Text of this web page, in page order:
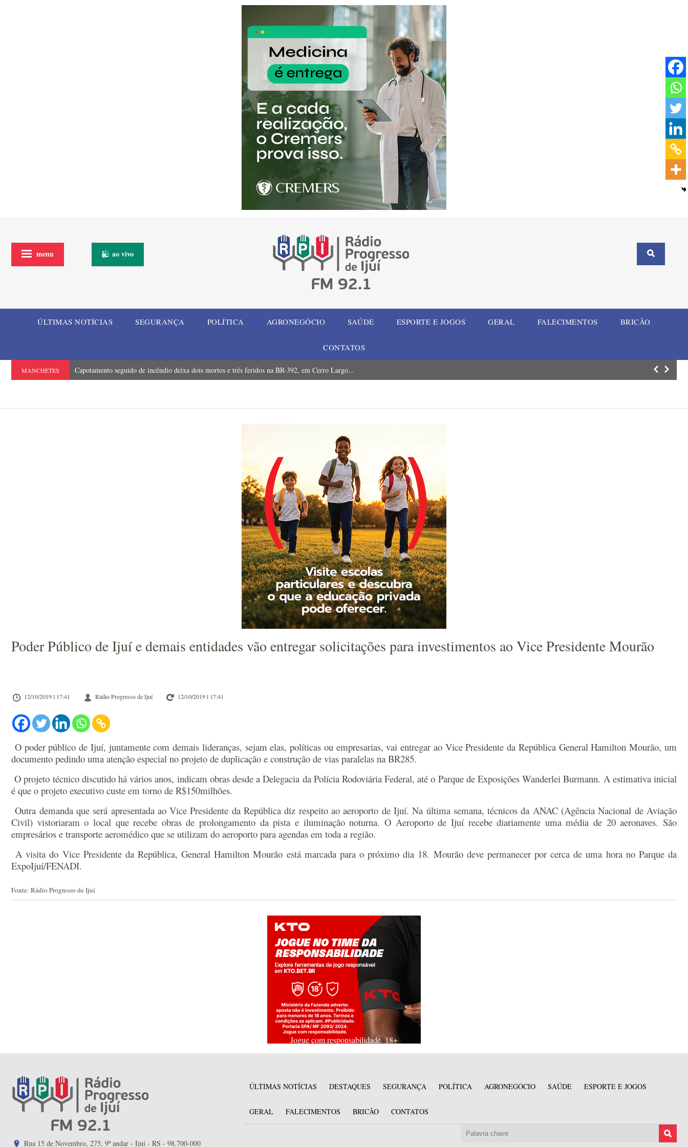
menu ao vivo
ÚLTIMAS NOTÍCIAS SEGURANÇA POLÍTICA AGRONEGÓCIO SAÚDE ESPORTE E JOGOS GERAL FALECIMENTOS BRICÃO
CONTATOS
MANCHETES Capotamento seguido de incêndio deixa dois mortos e três feridos na BR-392, em Cerro Largo... Prefeitura de
Poder Público de Ijuí e demais entidades vão entregar solicitações para investimentos ao Vice Presidente Mourão
12/10/2019 l 17:41 Rádio Progresso de Ijuí 12/10/2019 l 17:41
O poder público de Ijuí, juntamente com demais lideranças, sejam elas, políticas ou empresarias, vai entregar ao Vice Presidente da República General Hamilton Mourão, um
documento pedindo uma atenção especial no projeto de duplicação e construção de vias paralelas na BR285.
O projeto técnico discutido há vários anos, indicam obras desde a Delegacia da Polícia Rodoviária Federal, até o Parque de Exposições Wanderlei Burmann. A estimativa inicial
é que o projeto executivo custe em torno de R$150milhões.
Outra demanda que será apresentada ao Vice Presidente da República diz respeito ao aeroporto de Ijuí. Na última semana, técnicos da ANAC (Agência Nacional de Aviação
Civil) vistoriaram o local que recebe obras de prolongamento da pista e iluminação noturna. O Aeroporto de Ijuí recebe diariamente uma média de 20 aeronaves. São
empresários e transporte aeromédico que se utilizam do aeroporto para agendas em toda a região.
A visita do Vice Presidente da República, General Hamilton Mourão está marcada para o próximo dia 18. Mourão deve permanecer por cerca de uma hora no Parque da
ExpoIjuí/FENADI.
Fonte: Rádio Progresso de Ijuí
Jogue com responsabilidade. 18+
Rua 15 de Novembro, 275, 9º andar - Ijuí - RS - 98.700-000
ÚLTIMAS NOTÍCIAS DESTAQUES SEGURANÇA POLÍTICA AGRONEGÓCIO SAÚDE ESPORTE E JOGOS
GERAL FALECIMENTOS BRICÃO CONTATOS